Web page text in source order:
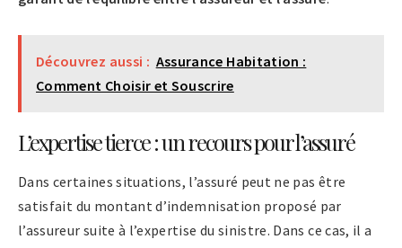
Découvrez aussi : Assurance Habitation :
Comment Choisir et Souscrire
L’expertise tierce : un recours pour l’assuré
Dans certaines situations, l’assuré peut ne pas être
satisfait du montant d’indemnisation proposé par
l’assureur suite à l’expertise du sinistre. Dans ce cas, il a